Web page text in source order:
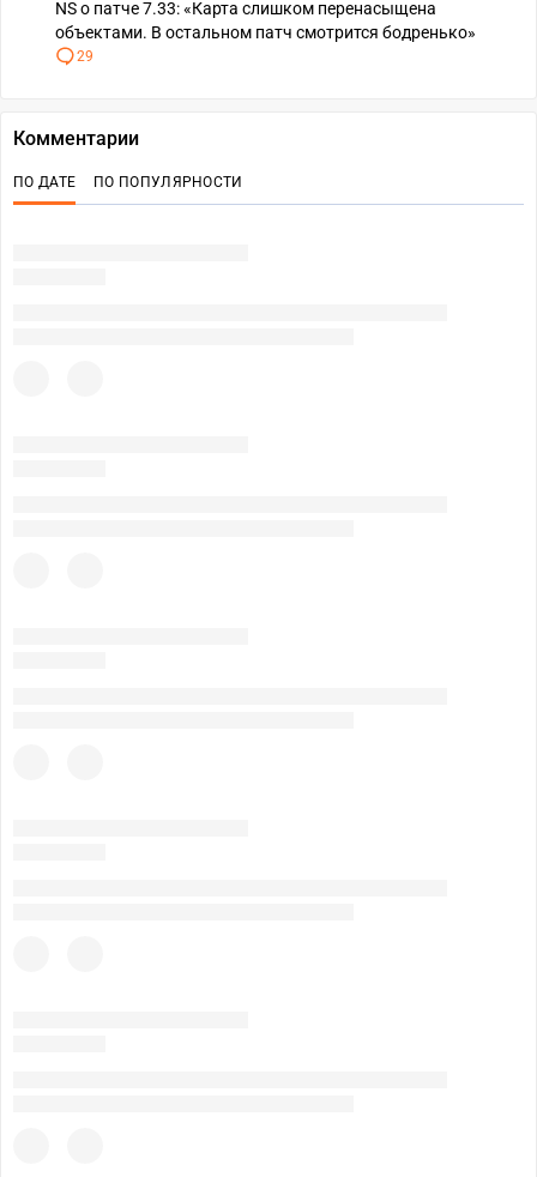
NS о патче 7.33: «Карта слишком перенасыщена
объектами. В остальном патч смотрится бодренько»
29
Комментарии
ПО ДАТЕ ПО ПОПУЛЯРНОСТИ